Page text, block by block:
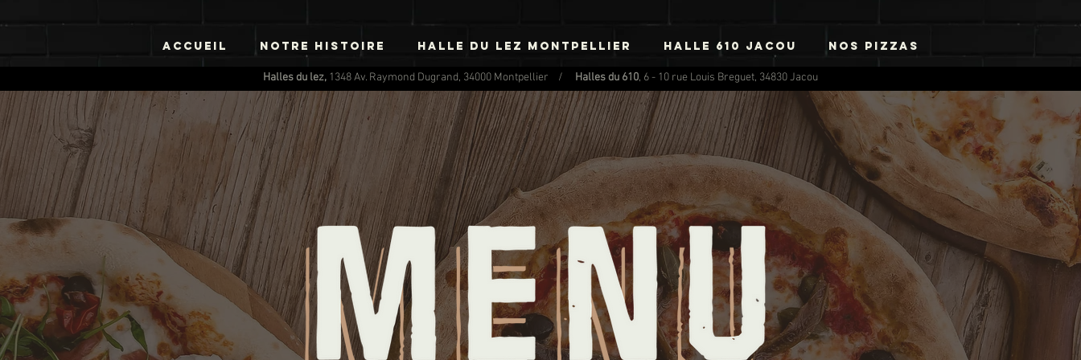
Accueil NOTRE HISTOIRE HALLE DU LEZ MONTPELLIER HALLE 610 JACOU Nos Pizzas
Halles du lez, 1348 Av. Raymond Dugrand, 34000 Montpellier / Halles du 610, 6 - 10 rue Louis Breguet, 34830 Jacou